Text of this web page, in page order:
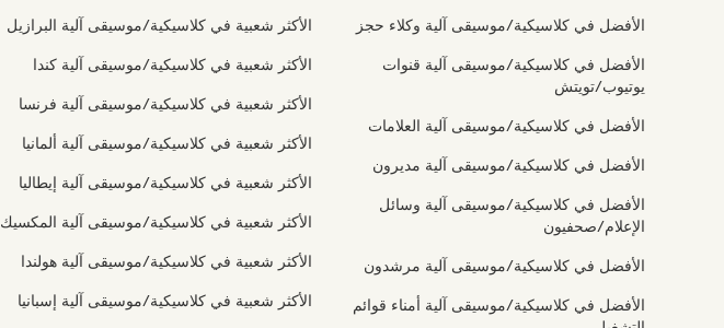
الأفضل في كلاسيكية/موسيقى آلية وكلاء حجز
الأفضل في كلاسيكية/موسيقى آلية قنوات
يوتيوب/تويتش
الأفضل في كلاسيكية/موسيقى آلية العلامات
الأفضل في كلاسيكية/موسيقى آلية مديرون
الأفضل في كلاسيكية/موسيقى آلية وسائل
الإعلام/صحفيون
الأفضل في كلاسيكية/موسيقى آلية مرشدون
الأفضل في كلاسيكية/موسيقى آلية أمناء قوائم
الأكثر شعبية في كلاسيكية/موسيقى آلية البرازيل
الأكثر شعبية في كلاسيكية/موسيقى آلية كندا
الأكثر شعبية في كلاسيكية/موسيقى آلية فرنسا
الأكثر شعبية في كلاسيكية/موسيقى آلية ألمانيا
الأكثر شعبية في كلاسيكية/موسيقى آلية إيطاليا
الأكثر شعبية في كلاسيكية/موسيقى آلية المكسيك
الأكثر شعبية في كلاسيكية/موسيقى آلية هولندا
الأكثر شعبية في كلاسيكية/موسيقى آلية إسبانيا